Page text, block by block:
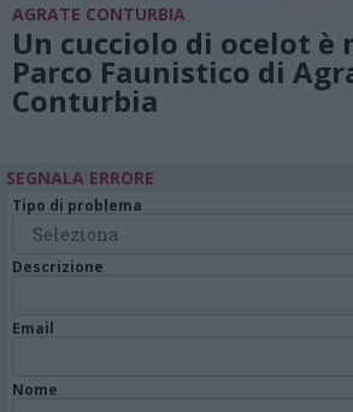
AGRATE CONTURBIA
Un cucciolo di ocelot è
Parco Faunistico di
Conturbia
SEGNALA ERRORE
Tipo di problema
Descrizione
Email
Nome